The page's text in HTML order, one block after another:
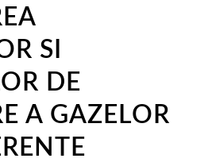
SI
DE
A GAZELOR